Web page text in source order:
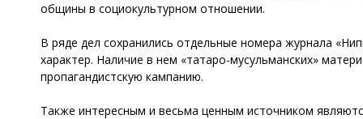
общины в социокультурном отношении.
В ряде дел сохранились отдельные номера журнала
характер. Наличие в нем «татаро-мусульманских»
пропагандистскую кампанию.
Также интересным и весьма ценным источником